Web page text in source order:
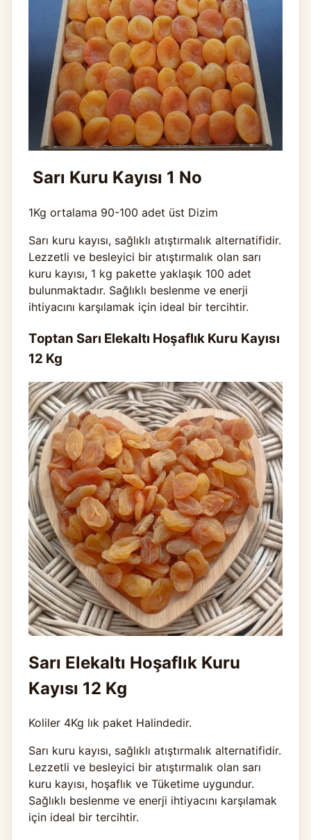
Sarı Kuru Kayısı 1 No
1Kg ortalama 90-100 adet üst Dizim
Sarı kuru kayısı, sağlıklı atıştırmalık alternatifidir.
Lezzetli ve besleyici bir atıştırmalık olan sarı
kuru kayısı, 1 kg pakette yaklaşık 100 adet
bulunmaktadır. Sağlıklı beslenme ve enerji
ihtiyacını karşılamak için ideal bir tercihtir.
Toptan Sarı Elekaltı Hoşaflık Kuru Kayısı
12 Kg
Sarı Elekaltı Hoşaflık Kuru
Kayısı 12 Kg
Koliler 4Kg lık paket Halindedir.
Sarı kuru kayısı, sağlıklı atıştırmalık alternatifidir.
Lezzetli ve besleyici bir atıştırmalık olan sarı
kuru kayısı, hoşaflık ve Tüketime uygundur.
Sağlıklı beslenme ve enerji ihtiyacını karşılamak
için ideal bir tercihtir.